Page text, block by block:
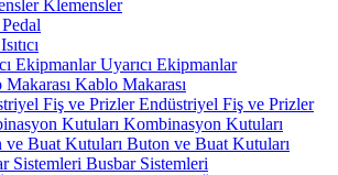
Klemensler
Pedal
Isıtıcı
Uyarıcı Ekipmanlar
Kablo Makarası
Endüstriyel Fiş ve Prizler
Kombinasyon Kutuları
Buton ve Buat Kutuları
Busbar Sistemleri